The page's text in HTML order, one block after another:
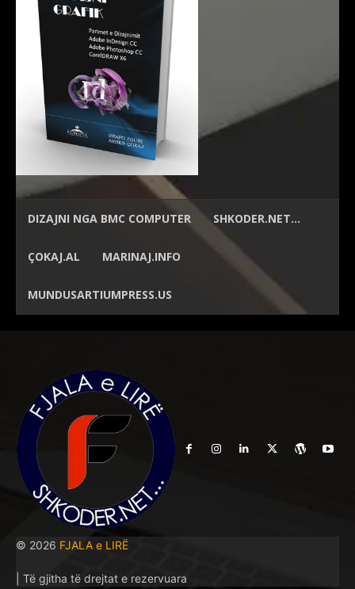
DIZAJNI NGA BMC COMPUTER SHKODER.NET…
ÇOKAJ.AL MARINAJ.INFO
MUNDUSARTIUMPRESS.US
© 2026 FJALA e LIRË
| Të gjitha të drejtat e rezervuara